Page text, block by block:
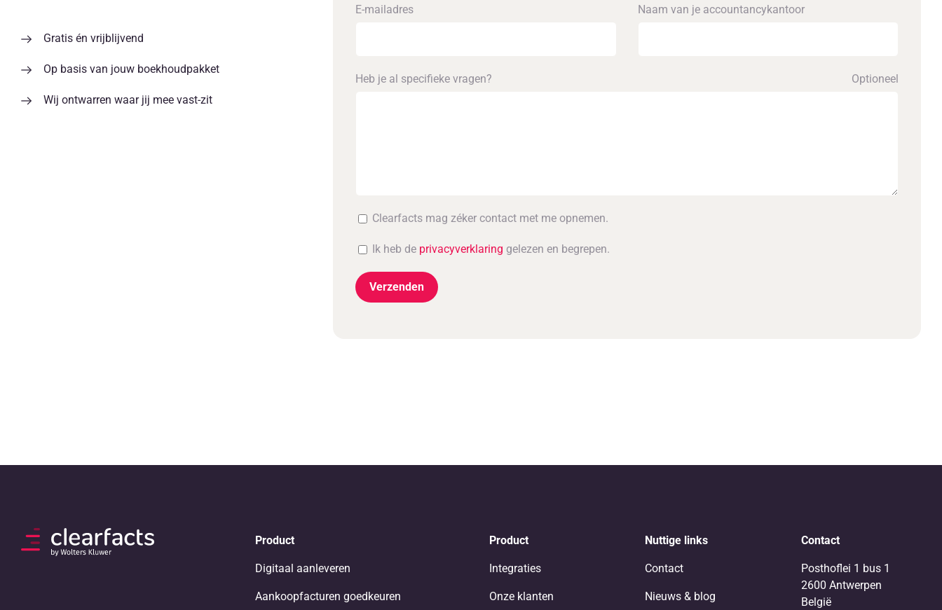
Gratis én vrijblijvend
Op basis van jouw boekhoudpakket
Wij ontwarren waar jij mee vast-zit
E-mailadres Naam van je accounta­ncykantoor
Heb je al specifieke vragen? Optioneel
Clearfacts mag zéker contact met me opnemen.
Ik heb de privacyverklaring gelezen en begrepen.
Product
Digitaal aanleveren
Aankoopfacturen goedkeuren
Product
Integraties
Onze klanten
Nuttige links
Contact
Nieuws & blog
Contact
Posthoflei 1 bus 1
2600 Antwerpen
België